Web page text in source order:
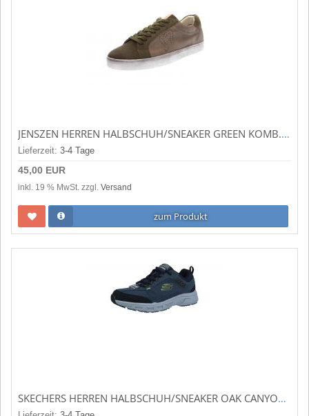
JENSZEN HERREN HALBSCHUH/SNEAKER GREEN KOMB. (GRÜN) 2065GREEN
Lieferzeit: 3-4 Tage
45,00 EUR
inkl. 19 % MwSt. zzgl. Versand
zum Produkt
SKECHERS HERREN HALBSCHUH/SNEAKER OAK CANYON NAVY/LIME (BLAU) 51893 NVLM